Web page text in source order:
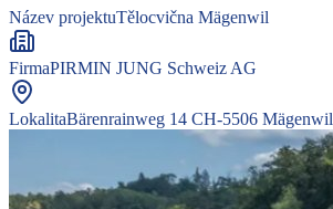
Název projektuTělocvična Mägenwil
FirmaPIRMIN JUNG Schweiz AG
LokalitaBärenrainweg 14 CH-5506 Mägenwil